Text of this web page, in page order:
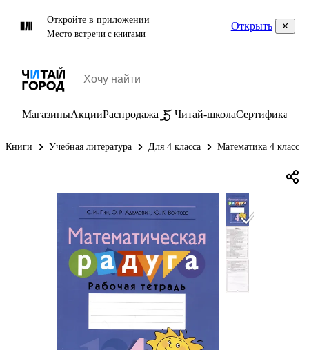
Откройте в приложении
Место встречи с книгами
Открыть
МагазиныАкцииРаспродажа Читай-школаСертификаты
Книги Учебная литература Для 4 класса Математика 4 класс